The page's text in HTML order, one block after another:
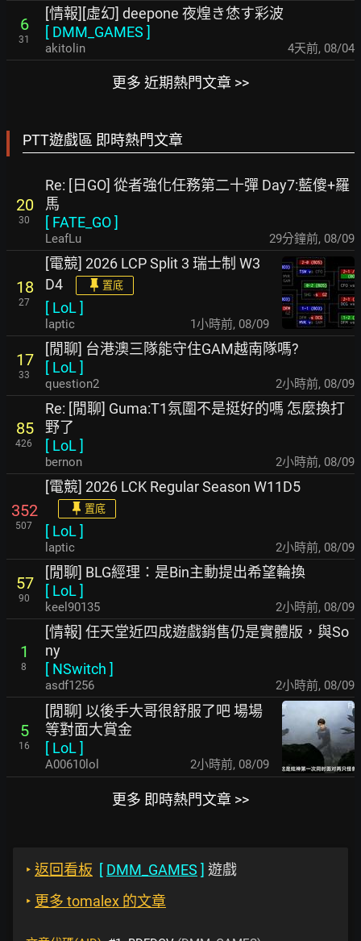
6
31
[情報][虛幻] deepone 夜煌き恷す彩波
[ DMM_GAMES ]
akitolin 4天前, 08/04
更多 近期熱門文章 >>
PTT遊戲區 即時熱門文章
20
30
Re: [日GO] 從者強化任務第二十彈 Day7:藍傻+羅
馬
[ FATE_GO]
LeafLu 29分鐘前, 08/09
18
27
[電競] 2026 LCP Split 3 瑞士制 W3
D4
置底
[ LoL ]
laptic 1小時前, 08/09
17
33
[閒聊] 台港澳三隊能守住GAM越南隊嗎?
[ LoL ]
question2 2小時前, 08/09
85
426
Re: [閒聊] Guma:T1氛圍不是挺好的嗎 怎麼換打
野了
[ LoL ]
bernon 2小時前, 08/09
352
507
[電競] 2026 LCK Regular Season W11D5
置底
[ LoL ]
laptic 2小時前, 08/09
57
90
[閒聊] BLG經理：是Bin主動提出希望輪換
[ LoL ]
keel90135 2小時前, 08/09
1
8
[情報] 任天堂近四成遊戲銷售仍是實體版，與So
ny
[ NSwitch ]
asdf1256 2小時前, 08/09
5
16
[閒聊] 以後手大哥很舒服了吧 場場
等對面大賞金
[ LoL ]
A00610lol 2小時前, 08/09
更多 即時熱門文章 >>
‣ 返回看板 [ DMM_GAMES ] 遊戲
‣ 更多 tomalex 的文章